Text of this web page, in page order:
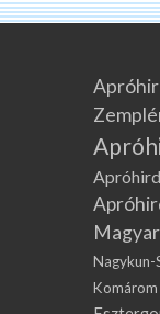
Nagykun-
Komárom